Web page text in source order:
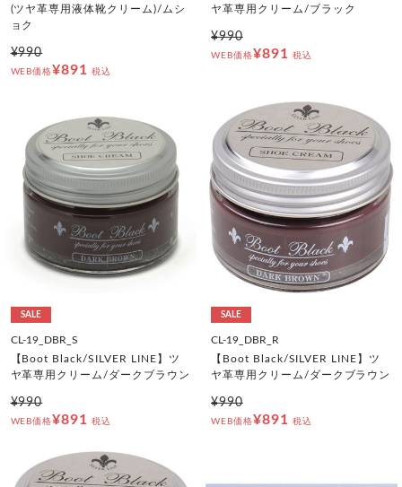
(ツヤ革専用液体靴クリーム)/ムシ
ョク
¥990
WEB価格¥891 税込
ヤ革専用クリーム/ブラック
¥990
WEB価格¥891 税込
SALE
CL-19_DBR_S
【Boot Black/SILVER LINE】ツ
ヤ革専用クリーム/ダークブラウン
¥990
WEB価格¥891 税込
SALE
CL-19_DBR_R
【Boot Black/SILVER LINE】ツ
ヤ革専用クリーム/ダークブラウン
¥990
WEB価格¥891 税込